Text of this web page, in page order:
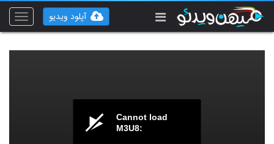
Toggle
آپلود ویدیو
Cannot load
M3U8: